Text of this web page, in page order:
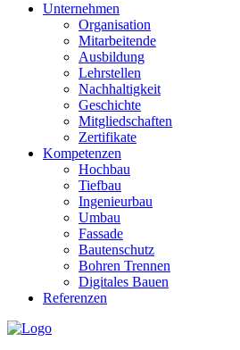
Unternehmen
Organisation
Mitarbeitende
Ausbildung
Lehrstellen
Nachhaltigkeit
Geschichte
Mitgliedschaften
Zertifikate
Kompetenzen
Hochbau
Tiefbau
Ingenieurbau
Umbau
Fassade
Bautenschutz
Bohren Trennen
Digitales Bauen
Referenzen